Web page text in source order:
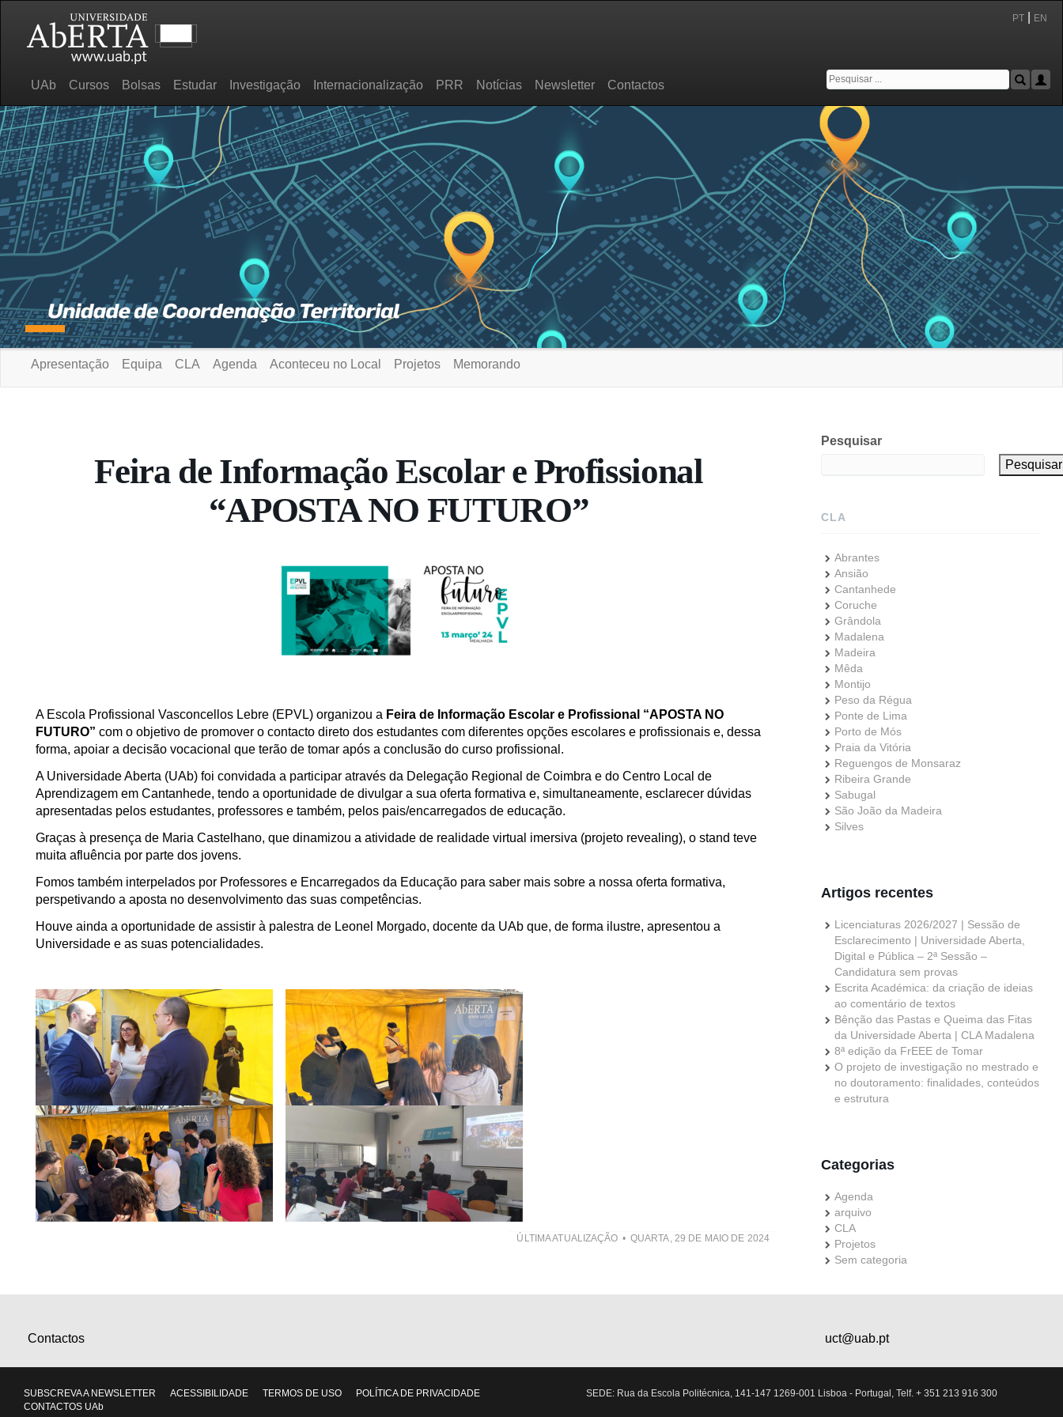
PT| EN
UAb Cursos Bolsas Estudar Investigação Internacionalização PRR Notícias Newsletter Contactos
Apresentação Equipa CLA Agenda Aconteceu no Local Projetos Memorando
Feira de Informação Escolar e Profissional
“APOSTA NO FUTURO”
A Escola Profissional Vasconcellos Lebre (EPVL) organizou a Feira de Informação Escolar e Profissional “APOSTA NO
FUTURO” com o objetivo de promover o contacto direto dos estudantes com diferentes opções escolares e profissionais e, dessa
forma, apoiar a decisão vocacional que terão de tomar após a conclusão do curso profissional.
A Universidade Aberta (UAb) foi convidada a participar através da Delegação Regional de Coimbra e do Centro Local de
Aprendizagem em Cantanhede, tendo a oportunidade de divulgar a sua oferta formativa e, simultaneamente, esclarecer dúvidas
apresentadas pelos estudantes, professores e também, pelos pais/encarregados de educação.
Graças à presença de Maria Castelhano, que dinamizou a atividade de realidade virtual imersiva (projeto revealing), o stand teve
muita afluência por parte dos jovens.
Fomos também interpelados por Professores e Encarregados da Educação para saber mais sobre a nossa oferta formativa,
perspetivando a aposta no desenvolvimento das suas competências.
Houve ainda a oportunidade de assistir à palestra de Leonel Morgado, docente da UAb que, de forma ilustre, apresentou a
Universidade e as suas potencialidades.
ÚLTIMA ATUALIZAÇÃO QUARTA, 29 DE MAIO DE 2024
Pesquisar
Pesquisar
CLA
Abrantes
Ansião
Cantanhede
Coruche
Grândola
Madalena
Madeira
Mêda
Montijo
Peso da Régua
Ponte de Lima
Porto de Mós
Praia da Vitória
Reguengos de Monsaraz
Ribeira Grande
Sabugal
São João da Madeira
Silves
Artigos recentes
Licenciaturas 2026/2027 | Sessão de
Esclarecimento | Universidade Aberta,
Digital e Pública – 2ª Sessão –
Candidatura sem provas
Escrita Académica: da criação de ideias
ao comentário de textos
Bênção das Pastas e Queima das Fitas
da Universidade Aberta | CLA Madalena
8ª edição da FrEEE de Tomar
O projeto de investigação no mestrado e
no doutoramento: finalidades, conteúdos
e estrutura
Categorias
Agenda
arquivo
CLA
Projetos
Sem categoria
Contactos uct@uab.pt
SUBSCREVA A NEWSLETTER ACESSIBILIDADE TERMOS DE USO
POLÍTICA DE PRIVACIDADE
CONTACTOS UAb
SEDE: Rua da Escola Politécnica, 141-147 1269-001 Lisboa - Portugal, Telf. + 351 213 916 300